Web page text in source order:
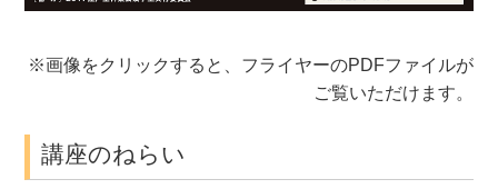
※画像をクリックすると、フライヤーのPDFファイルが
ご覧いただけます。
講座のねらい